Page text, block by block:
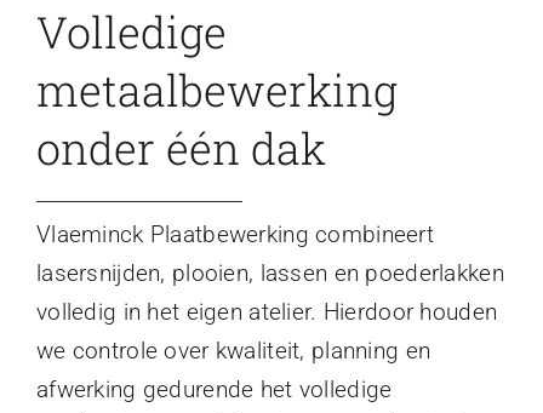
Volledige
metaalbewerking
onder één dak
Vlaeminck Plaatbewerking combineert
lasersnijden, plooien, lassen en poederlakken
volledig in het eigen atelier. Hierdoor houden
we controle over kwaliteit, planning en
afwerking gedurende het volledige